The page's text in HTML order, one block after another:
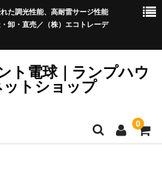
た調光性能、高耐雷サージ性能
卸・直売／（株）エコトレーデ
ト電球｜ランプハウ
トショップ
0
ミアム＜イミュニティ＞